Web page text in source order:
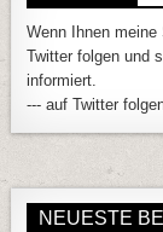
Wenn Ihnen
Twitter folgen und
informiert.
--- auf Twitter
NEUESTE